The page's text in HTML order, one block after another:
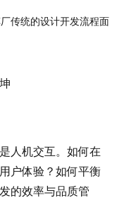
人机交互。如何在
户体验？如何平衡
的效率与品质管